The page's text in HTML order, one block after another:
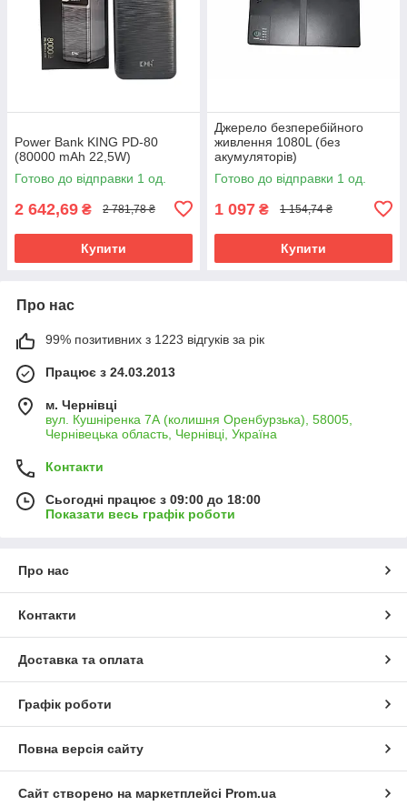
Power Bank KING PD-80
(80000 mAh 22,5W)
Готово до відправки 1 од.
2 642,69 ₴ 2 781,78 ₴
Купити
Джерело безперебійного
живлення 1080L (без
акумуляторів)
Готово до відправки 1 од.
1 097 ₴ 1 154,74 ₴
Купити
Про нас
99% позитивних з 1223 відгуків за рік
Працює з 24.03.2013
м. Чернівці
вул. Кушніренка 7А (колишня Оренбурзька), 58005,
Чернівецька область, Чернівці, Україна
Контакти
Сьогодні працює з 09:00 до 18:00
Показати весь графік роботи
Про нас
Контакти
Доставка та оплата
Графік роботи
Повна версія сайту
Сайт створено на маркетплейсі Prom.ua